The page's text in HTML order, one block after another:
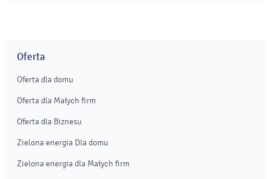
Oferta
Oferta dla domu
Oferta dla Małych firm
Oferta dla Biznesu
Zielona energia Dla domu
Zielona energia dla Małych firm